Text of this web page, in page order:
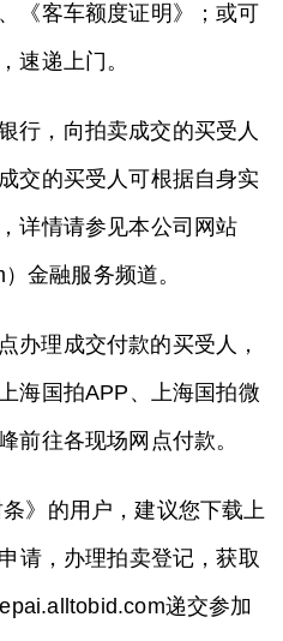
《客车额度证明》；或可
速递上门。
，向拍卖成交的买受人
交的买受人可根据自身实
详情请参见本公司网站
金融服务频道。
理成交付款的买受人，
海国拍APP、上海国拍微
前往各现场网点付款。
的用户，建议您下载上
请，办理拍卖登记，获取
递交参加